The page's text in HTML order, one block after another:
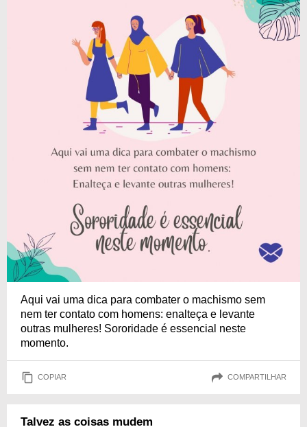
Aqui vai uma dica para combater o machismo sem
nem ter contato com homens: enalteça e levante
outras mulheres! Sororidade é essencial neste
momento.
COPIAR COMPARTILHAR
Talvez as coisas mudem